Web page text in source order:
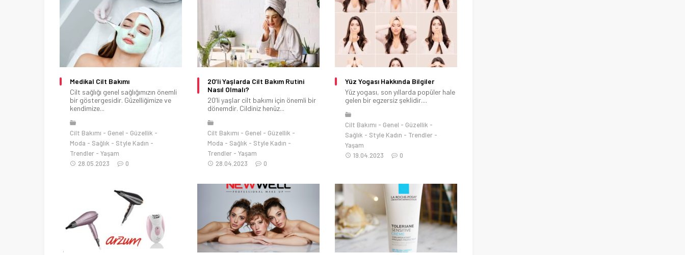
Medikal Cilt Bakımı
Cilt sağlığı genel sağlığımızın önemli
bir göstergesidir. Güzelliğimize ve
kendimize...
Cilt Bakımı Genel
Güzellik
Moda
Sağlık
Style Kadın
Trendler
Yaşam
28.05.2023
0
20’li Yaşlarda Cilt Bakım Rutini
Nasıl Olmalı?
20’li yaşlar cilt bakımı için önemli bir
dönemdir. Cildiniz henüz...
Cilt Bakımı Genel
Güzellik
Moda
Sağlık
Style Kadın
Trendler
Yaşam
28.04.2023
0
Yüz Yogası Hakkında Bilgiler
Yüz yogası, son yıllarda popüler hale
gelen bir egzersiz şeklidir....
Cilt Bakımı Genel
Güzellik
Sağlık
Style Kadın
Trendler
Yaşam
19.04.2023
0